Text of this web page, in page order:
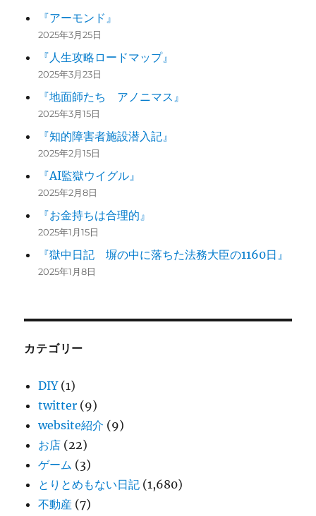
『アーモンド』
2025年3月25日
『人生攻略ロードマップ』
2025年3月23日
『地面師たち アノニマス』
2025年3月15日
『知的障害者施設潜入記』
2025年2月15日
『AI監獄ウイグル』
2025年2月8日
『お金持ちは合理的』
2025年1月15日
『獄中日記 塀の中に落ちた法務大臣の1160日』
2025年1月8日
カテゴリー
DIY(1)
twitter (9)
website紹介 (9)
お店 (22)
ゲーム (3)
とりとめもない日記 (1,680)
不動産 (7)